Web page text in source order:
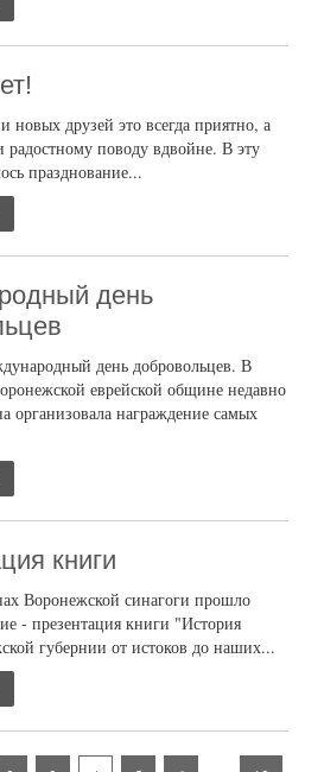
новых друзей это всегда приятно, а
радостному поводу вдвойне. В эту
празднование...
день
день добровольцев. В
еврейской общине недавно
организовала награждение самых
книги
Воронежской синагоги прошло
- презентация книги "История
губернии от истоков до наших...